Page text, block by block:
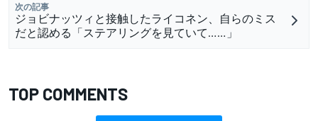
次の記事
ジョビナッツィと接触したライコネン、自らのミス
だと認める「ステアリングを見ていて……」
TOP COMMENTS